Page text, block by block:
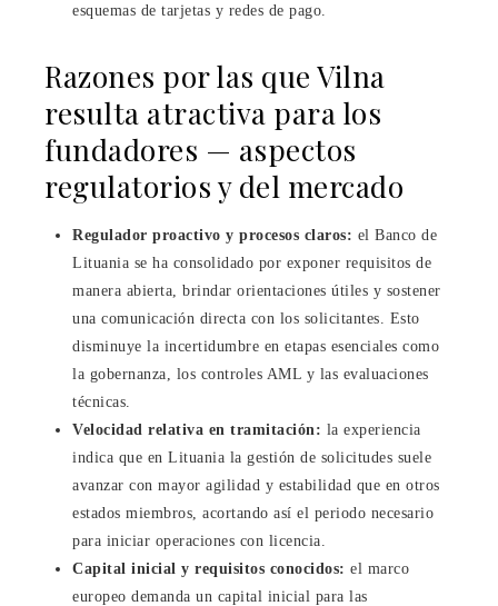
esquemas de tarjetas y redes de pago.
Razones por las que Vilna
resulta atractiva para los
fundadores — aspectos
regulatorios y del mercado
Regulador proactivo y procesos claros: el Banco de
Lituania se ha consolidado por exponer requisitos de
manera abierta, brindar orientaciones útiles y sostener
una comunicación directa con los solicitantes. Esto
disminuye la incertidumbre en etapas esenciales como
la gobernanza, los controles AML y las evaluaciones
técnicas.
Velocidad relativa en tramitación: la experiencia
indica que en Lituania la gestión de solicitudes suele
avanzar con mayor agilidad y estabilidad que en otros
estados miembros, acortando así el periodo necesario
para iniciar operaciones con licencia.
Capital inicial y requisitos conocidos: el marco
europeo demanda un capital inicial para las